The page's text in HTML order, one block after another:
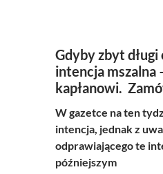
Gdyby zbyt długi
intencja mszalna
kapłanowi.
W gazetce na ten
intencja, jednak z
odprawiającego te
późniejszym